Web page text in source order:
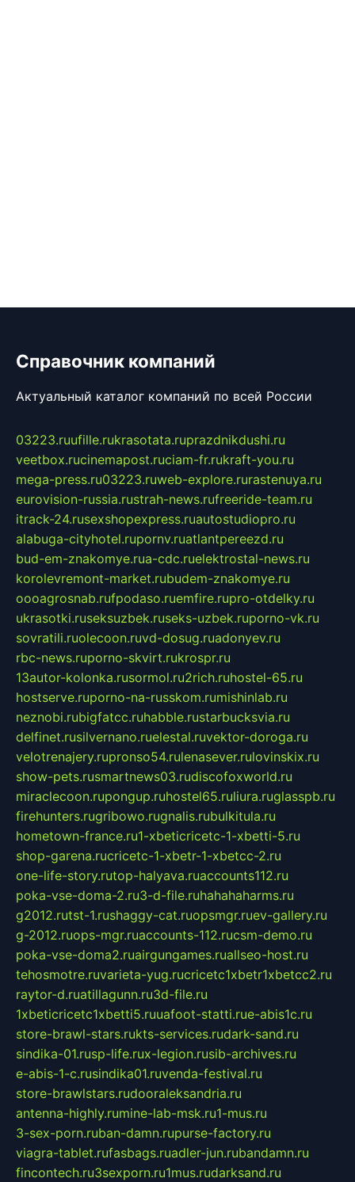
Справочник компаний
Актуальный каталог компаний по всей России
03223.ruufille.rukrasotata.ruprazdnikdushi.ru
veetbox.rucinemapost.ruciam-fr.rukraft-you.ru
mega-press.ru03223.ruweb-explore.rurastenuya.ru
eurovision-russia.rustrah-news.rufreeride-team.ru
itrack-24.rusexshopexpress.ruautostudiopro.ru
alabuga-cityhotel.rupornv.ruatlantpereezd.ru
bud-em-znakomye.rua-cdc.ruelektrostal-news.ru
korolevremont-market.rubudem-znakomye.ru
oooagrosnab.rufpodaso.ruemfire.rupro-otdelky.ru
ukrasotki.ruseksuzbek.ruseks-uzbek.ruporno-vk.ru
sovratili.ruolecoon.ruvd-dosug.ruadonyev.ru
rbc-news.ruporno-skvirt.rukrospr.ru
13autor-kolonka.rusormol.ru2rich.ruhostel-65.ru
hostserve.ruporno-na-russkom.rumishinlab.ru
neznobi.rubigfatcc.ruhabble.rustarbucksvia.ru
delfinet.rusilvernano.ruelestal.ruvektor-doroga.ru
velotrenajery.rupronso54.rulenasever.rulovinskix.ru
show-pets.rusmartnews03.rudiscofoxworld.ru
miraclecoon.rupongup.ruhostel65.ruliura.ruglasspb.ru
firehunters.rugribowo.rugnalis.rubulkitula.ru
hometown-france.ru1-xbeticricetc-1-xbetti-5.ru
shop-garena.rucricetc-1-xbetr-1-xbetcc-2.ru
one-life-story.rutop-halyava.ruaccounts112.ru
poka-vse-doma-2.ru3-d-file.ruhahahaharms.ru
g2012.rutst-1.rushaggy-cat.ruopsmgr.ruev-gallery.ru
g-2012.ruops-mgr.ruaccounts-112.rucsm-demo.ru
poka-vse-doma2.ruairgungames.ruallseo-host.ru
tehosmotre.ruvarieta-yug.rucricetc1xbetr1xbetcc2.ru
raytor-d.ruatillagunn.ru3d-file.ru
1xbeticricetc1xbetti5.ruuafoot-statti.rue-abis1c.ru
store-brawl-stars.rukts-services.rudark-sand.ru
sindika-01.rusp-life.rux-legion.rusib-archives.ru
e-abis-1-c.rusindika01.ruvenda-festival.ru
store-brawlstars.rudooraleksandria.ru
antenna-highly.rumine-lab-msk.ru1-mus.ru
3-sex-porn.ruban-damn.rupurse-factory.ru
viagra-tablet.rufasbags.ruadler-jun.rubandamn.ru
fincontech.ru3sexporn.ru1mus.rudarksand.ru